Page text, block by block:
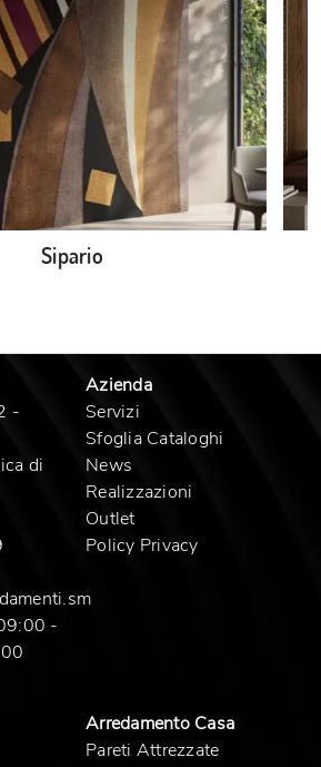
Sipario
-
di
-
Azienda
Servizi
Sfoglia Cataloghi
News
Realizzazioni
Outlet
Policy Privacy
Arredamento Casa
Pareti Attrezzate